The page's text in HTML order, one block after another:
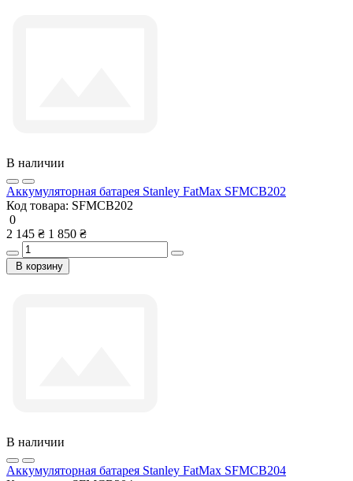
В наличии
Аккумуляторная батарея Stanley FatMax SFMCB202
Код товара: SFMCB202
0
2 145 ₴ 1 850 ₴
В корзину
В наличии
Аккумуляторная батарея Stanley FatMax SFMCB204